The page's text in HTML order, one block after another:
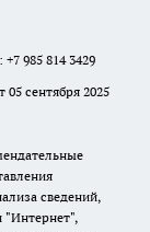
985 814 3429
сентября 2025
сведений,
"Интернет",